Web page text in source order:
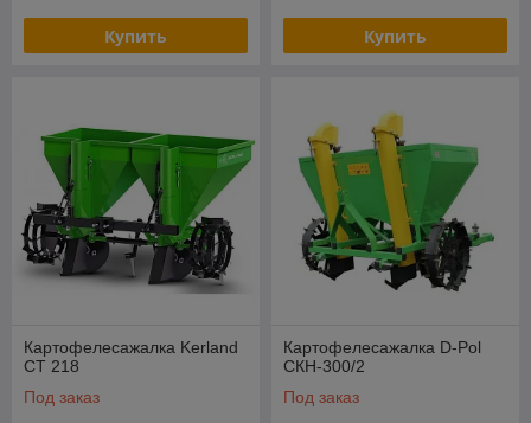
Купить Купить
Картофелесажалка Kerland
CT 218
Под заказ
Картофелесажалка D-Pol
СКН-300/2
Под заказ